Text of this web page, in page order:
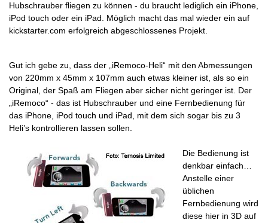
Hubschrauber fliegen zu können - du braucht lediglich ein iPhone,
iPod touch oder ein iPad. Möglich macht das mal wieder ein auf
kickstarter.com erfolgreich abgeschlossenes Projekt.
Gut ich gebe zu, dass der „iRemoco-Heli“ mit den Abmessungen
von 220mm x 45mm x 107mm auch etwas kleiner ist, als so ein
Original, der Spaß am Fliegen aber sicher nicht geringer ist. Der
„iRemoco“ - das ist Hubschrauber und eine Fernbedienung für
das iPhone, iPod touch und iPad, mit dem sich sogar bis zu 3
Heli’s kontrollieren lassen sollen.
Die Bedienung ist
denkbar einfach…
Anstelle einer
üblichen
Fernbedienung wird
diese hier in 3D auf